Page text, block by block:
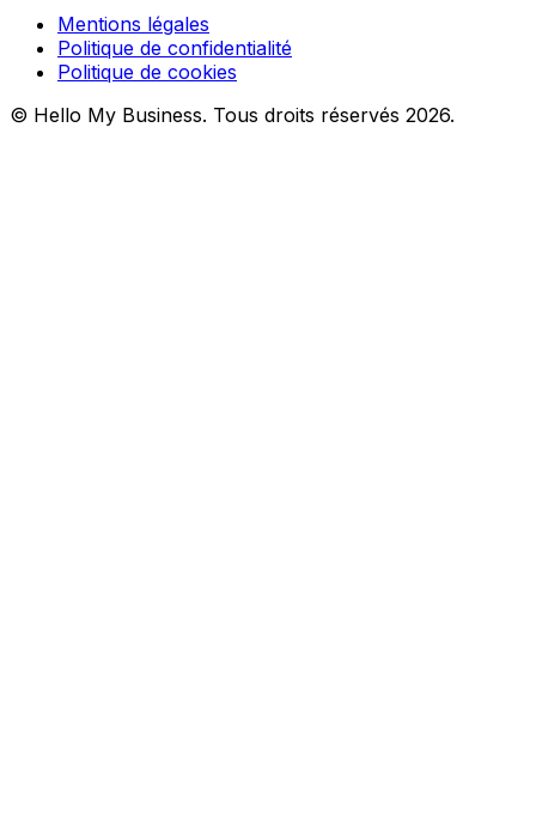
Mentions légales
Politique de confidentialité
Politique de cookies
© Hello My Business. Tous droits réservés 2026.